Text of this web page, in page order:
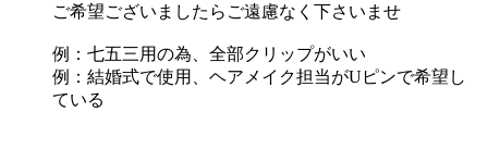
ご希望ございましたらご遠慮なく下さいませ
例：七五三用の為、全部クリップがいい
例：結婚式で使用、ヘアメイク担当がUピンで希望し
ている